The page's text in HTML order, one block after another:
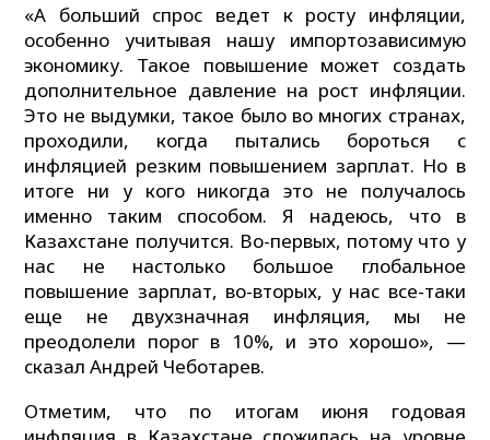
«А больший спрос ведет к росту инфляции,
особенно учитывая нашу импортозависимую
экономику. Такое повышение может создать
дополнительное давление на рост инфляции.
Это не выдумки, такое было во многих странах,
проходили, когда пытались бороться с
инфляцией резким повышением зарплат. Но в
итоге ни у кого никогда это не получалось
именно таким способом. Я надеюсь, что в
Казахстане получится. Во-первых, потому что у
нас не настолько большое глобальное
повышение зарплат, во-вторых, у нас все-таки
еще не двухзначная инфляция, мы не
преодолели порог в 10%, и это хорошо», —
сказал Андрей Чеботарев.
Отметим, что по итогам июня годовая